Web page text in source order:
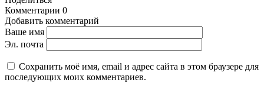
Комментарии 0
Добавить комментарий
Ваше имя
Эл. почта
Сохранить моё имя, email и адрес сайта в этом браузере для
последующих моих комментариев.